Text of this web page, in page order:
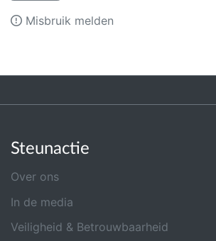
Misbruik melden
Steunactie
Over ons
In de media
Veiligheid & Betrouwbaarheid